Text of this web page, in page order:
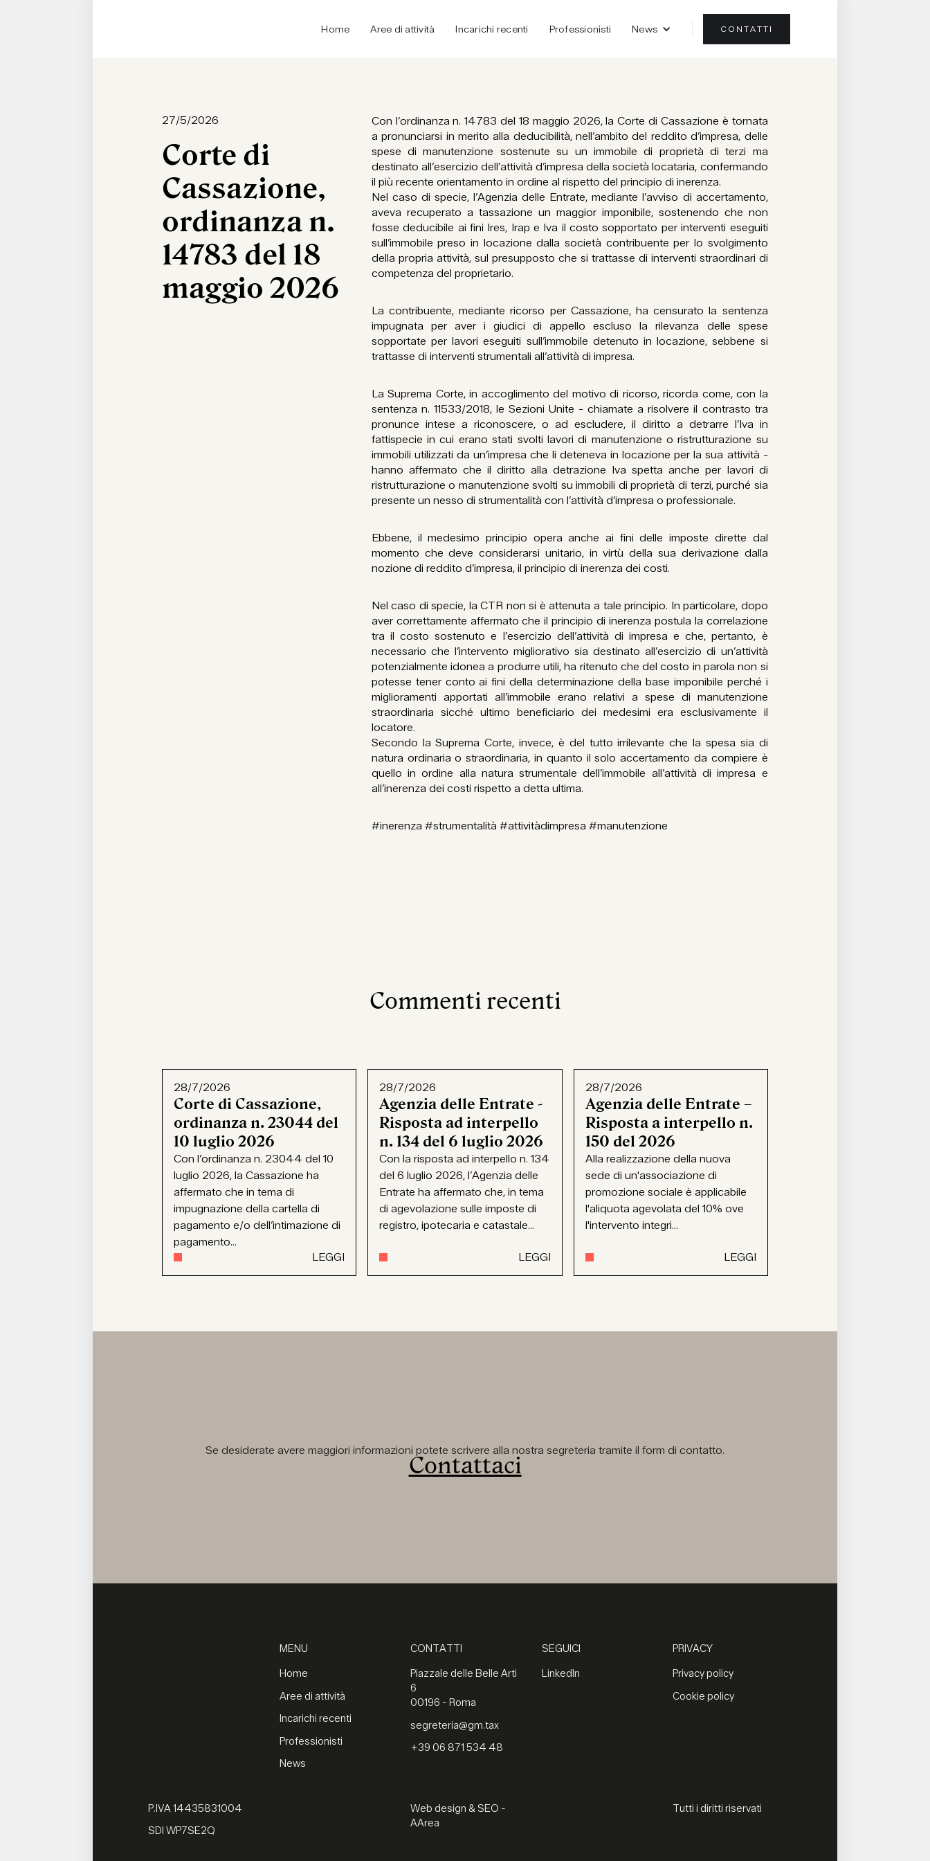
Home Aree di attività Incarichi recenti Professionisti News CONTATTI
27/5/2026
Corte di
Cassazione,
ordinanza n.
14783 del 18
maggio 2026
Con l’ordinanza n. 14783 del 18 maggio 2026, la Corte di Cassazione è tornata
a pronunciarsi in merito alla deducibilità, nell’ambito del reddito d’impresa, delle
spese di manutenzione sostenute su un immobile di proprietà di terzi ma
destinato all’esercizio dell’attività d’impresa della società locataria, confermando
il più recente orientamento in ordine al rispetto del principio di inerenza.
Nel caso di specie, l’Agenzia delle Entrate, mediante l’avviso di accertamento,
aveva recuperato a tassazione un maggior imponibile, sostenendo che non
fosse deducibile ai fini Ires, Irap e Iva il costo sopportato per interventi eseguiti
sull’immobile preso in locazione dalla società contribuente per lo svolgimento
della propria attività, sul presupposto che si trattasse di interventi straordinari di
competenza del proprietario.
La contribuente, mediante ricorso per Cassazione, ha censurato la sentenza
impugnata per aver i giudici di appello escluso la rilevanza delle spese
sopportate per lavori eseguiti sull’immobile detenuto in locazione, sebbene si
trattasse di interventi strumentali all’attività di impresa.
La Suprema Corte, in accoglimento del motivo di ricorso, ricorda come, con la
sentenza n. 11533/2018, le Sezioni Unite - chiamate a risolvere il contrasto tra
pronunce intese a riconoscere, o ad escludere, il diritto a detrarre l’Iva in
fattispecie in cui erano stati svolti lavori di manutenzione o ristrutturazione su
immobili utilizzati da un’impresa che li deteneva in locazione per la sua attività -
hanno affermato che il diritto alla detrazione Iva spetta anche per lavori di
ristrutturazione o manutenzione svolti su immobili di proprietà di terzi, purché sia
presente un nesso di strumentalità con l’attività d’impresa o professionale.
Ebbene, il medesimo principio opera anche ai fini delle imposte dirette dal
momento che deve considerarsi unitario, in virtù della sua derivazione dalla
nozione di reddito d’impresa, il principio di inerenza dei costi.
Nel caso di specie, la CTR non si è attenuta a tale principio. In particolare, dopo
aver correttamente affermato che il principio di inerenza postula la correlazione
tra il costo sostenuto e l’esercizio dell’attività di impresa e che, pertanto, è
necessario che l’intervento migliorativo sia destinato all’esercizio di un’attività
potenzialmente idonea a produrre utili, ha ritenuto che del costo in parola non si
potesse tener conto ai fini della determinazione della base imponibile perché i
miglioramenti apportati all’immobile erano relativi a spese di manutenzione
straordinaria sicché ultimo beneficiario dei medesimi era esclusivamente il
locatore.
Secondo la Suprema Corte, invece, è del tutto irrilevante che la spesa sia di
natura ordinaria o straordinaria, in quanto il solo accertamento da compiere è
quello in ordine alla natura strumentale dell’immobile all’attività di impresa e
all’inerenza dei costi rispetto a detta ultima.
#inerenza #strumentalità #attivitàdimpresa #manutenzione
Commenti recenti
28/7/2026
Corte di Cassazione,
ordinanza n. 23044 del
10 luglio 2026
Con l’ordinanza n. 23044 del 10
luglio 2026, la Cassazione ha
affermato che in tema di
impugnazione della cartella di
pagamento e/o dell’intimazione di
pagamento...
LEGGI
28/7/2026
Agenzia delle Entrate -
Risposta ad interpello
n. 134 del 6 luglio 2026
Con la risposta ad interpello n. 134
del 6 luglio 2026, l’Agenzia delle
Entrate ha affermato che, in tema
di agevolazione sulle imposte di
registro, ipotecaria e catastale...
LEGGI
28/7/2026
Agenzia delle Entrate –
Risposta a interpello n.
150 del 2026
Alla realizzazione della nuova
sede di un'associazione di
promozione sociale è applicabile
l'aliquota agevolata del 10% ove
l'intervento integri...
LEGGI
Se desiderate avere maggiori informazioni potete scrivere alla nostra segreteria tramite il form di contatto.
Contattaci
MENU
Home
Aree di attività
Incarichi recenti
Professionisti
News
CONTATTI
Piazzale delle Belle Arti
6
00196 - Roma
segreteria@gm.tax
+39 06 871 534 48
SEGUICI
LinkedIn
PRIVACY
Privacy policy
Cookie policy
P.IVA 14435831004
SDI WP7SE2Q
Web design & SEO -
AArea
Tutti i diritti riservati